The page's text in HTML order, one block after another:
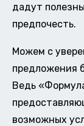
дадут
предпочесть.
Можем с
предложения
Ведь
возможных